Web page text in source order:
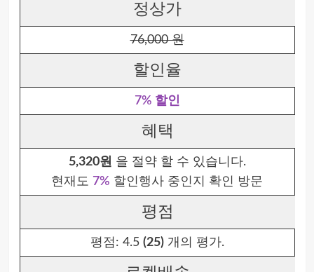
정상가
76,000 원
할인율
7% 할인
혜택
5,320원 을 절약 할 수 있습니다.
현재도 7% 할인행사 중인지 확인 방문
평점
평점: 4.5 (25)개의 평가.